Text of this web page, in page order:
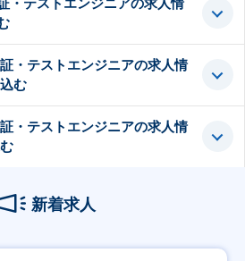
・テストエンジニアの求人情
む
・テストエンジニアの求人情
新着求人